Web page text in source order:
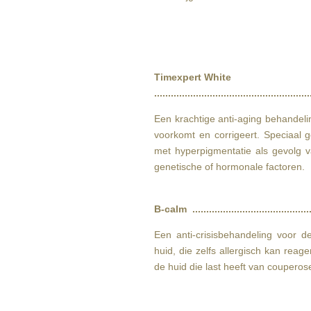
Timexpert White
Een krachtige anti-aging
voorkomt en corrigeert. Speciaal
met hyperpigmentatie als gevolg
genetische of hormonale factoren.
B-calm
Een anti-crisisbehandeling voor
huid, die zelfs allergisch kan
de huid die last heeft van